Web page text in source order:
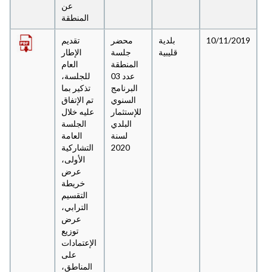
عن
المنطقة
10/11/2019
بلدية
قليبية
محضر
جلسة
المنطقة
عدد 03
البرنامج
السنوي
للإستثمار
البلدي
لسنة
2020
تقديم
الإطار
العام
للجلسة،
تذكير بما
تم الإتفاق
عليه خلال
الجلسة
العامة
التشاركية
الأولى،
عرض
خريطة
التقسيم
الترابي،
عرض
توزيع
الإعتمادات
على
المناطق،